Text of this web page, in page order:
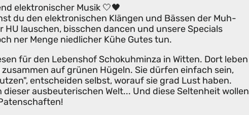
elektronischer Musik 🤍🖤
du den elektronischen Klängen und Bässen der Muh-
HU lauschen, bisschen dancen und unsere Specials
ner Menge niedlicher Kühe Gutes tun.
für den Lebenshof Schokuhminza in Witten. Dort leben
zusammen auf grünen Hügeln. Sie dürfen einfach sein,
entscheiden selbst, worauf sie grad Lust haben.
ausbeuterischen Welt... Und diese Seltenheit wollen